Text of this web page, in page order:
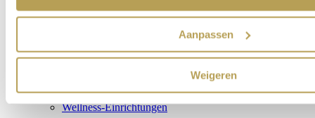
Aanpassen
Weigeren
Wellness-Einrichtungen